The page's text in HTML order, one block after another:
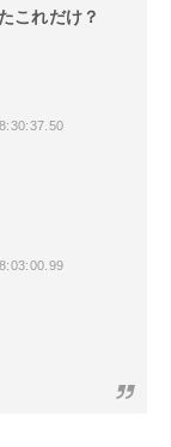
これだけ？